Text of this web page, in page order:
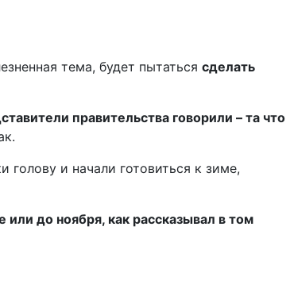
тема, будет пытаться сделать
правительства говорили – та что
голову и начали готовиться к зиме,
или до ноября, как рассказывал в том